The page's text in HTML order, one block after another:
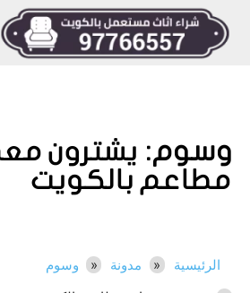
وسوم: يشترون
مطاعم بالكويت
الرئيسية مدونة
وسوم